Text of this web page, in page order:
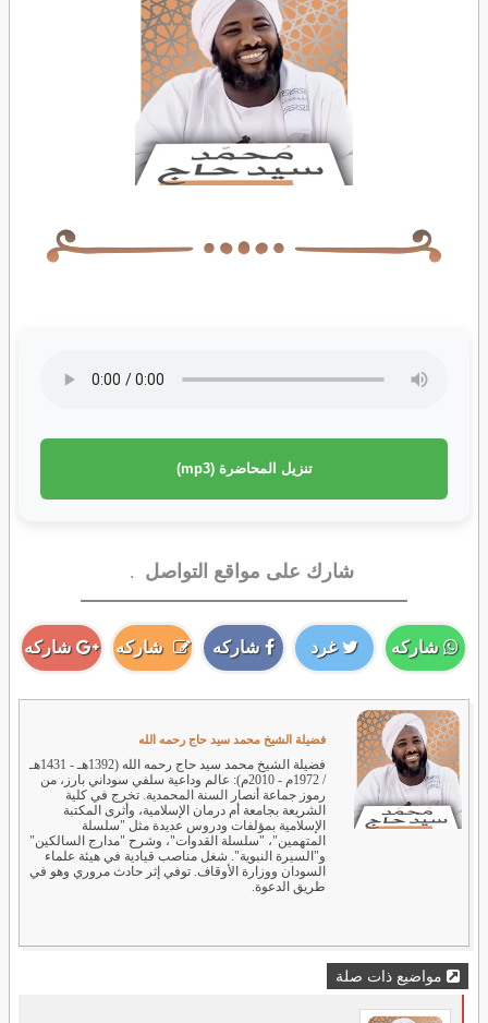
تنزيل المحاضرة (mp3)
شارك على مواقع التواصل .
شاركه غرد شاركه شاركه شاركه
فضيلة الشيخ محمد سيد حاج رحمه الله
فضيلة الشيخ محمد سيد حاج رحمه الله (1392هـ - 1431هـ
/ 1972م - 2010م): عالم وداعية سلفي سوداني بارز، من
رموز جماعة أنصار السنة المحمدية. تخرج في كلية
الشريعة بجامعة أم درمان الإسلامية، وأثرى المكتبة
الإسلامية بمؤلفات ودروس عديدة مثل "سلسلة
المتهمين"، "سلسلة القدوات"، وشرح "مدارج السالكين"
و"السيرة النبوية". شغل مناصب قيادية في هيئة علماء
السودان ووزارة الأوقاف. توفي إثر حادث مروري وهو في
طريق الدعوة.
مواضيع ذات صلة